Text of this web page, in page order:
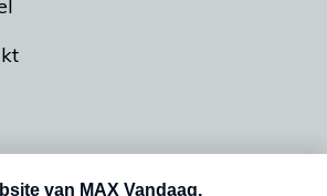
vrijdag- en dinsdagochtend in